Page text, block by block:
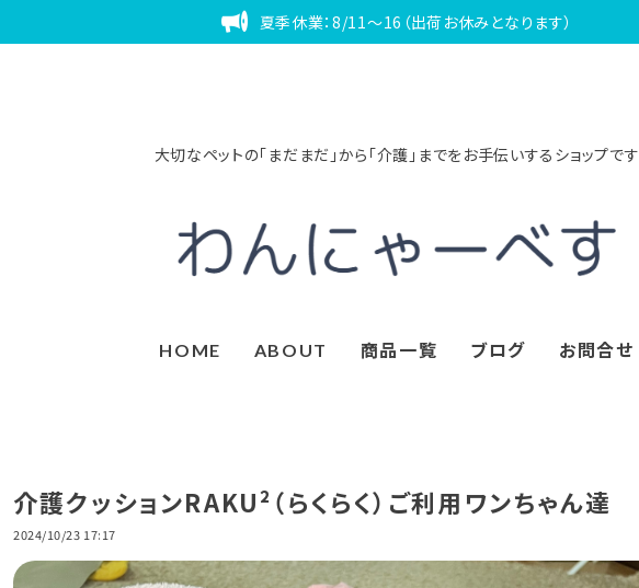
夏季休業：8/11～16（出荷お休みとなります）
大切なペットの「まだまだ」から「介護」までをお手伝いするショップです
HOME ABOUT 商品一覧 ブログ お問合せ
介護クッションRAKU²（らくらく）ご利用ワンちゃん達
2024/10/23 17:17